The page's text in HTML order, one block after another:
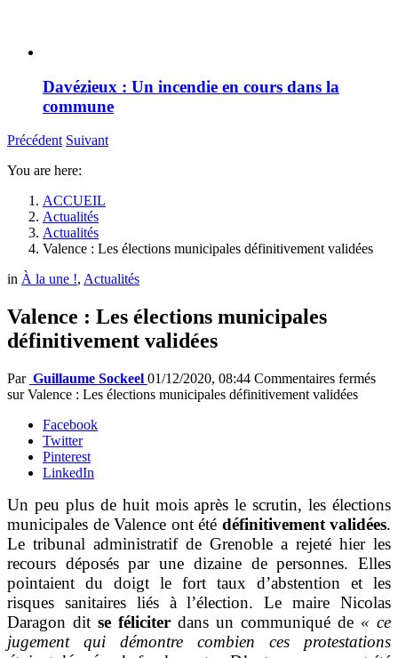
Davézieux : Un incendie en cours dans la
commune
Précédent Suivant
You are here:
ACCUEIL
Actualités
Actualités
Valence : Les élections municipales définitivement validées
in À la une !, Actualités
Valence : Les élections municipales
définitivement validées
Par Guillaume Sockeel 01/12/2020, 08:44 Commentaires fermés
sur Valence : Les élections municipales définitivement validées
Facebook
Twitter
Pinterest
LinkedIn
Un peu plus de huit mois après le scrutin, les élections
municipales de Valence ont été définitivement validées.
Le tribunal administratif de Grenoble a rejeté hier les
recours déposés par une dizaine de personnes. Elles
pointaient du doigt le fort taux d’abstention et les
risques sanitaires liés à l’élection. Le maire Nicolas
Daragon dit se féliciter dans un communiqué de « ce
jugement qui démontre combien ces protestations